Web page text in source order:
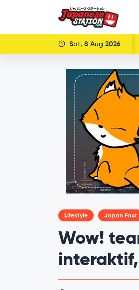
Sat, 8 Aug 2026
Lifestyle Japan Fact
Wow!